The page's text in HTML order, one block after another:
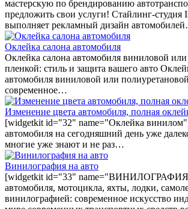
мастерскую по брендированию
предложить свои услуги! Стайлинг-студия
выполняет рекламный дизайн
Оклейка салона автомобиля
Оклейка салона автомобиля виниловой
пленкой: стиль и защита вашего авто
автомобиля виниловой или
современное…
Изменение цвета автомобиля, полная
[widgetkit id="32" name="Оклейка
автомобиля на сегодняшний день уже
многие уже знают и не раз…
Винилография на авто
[widgetkit id="33"
автомобиля, мотоцикла, яхты, лодки,
винилографией: современное искусство